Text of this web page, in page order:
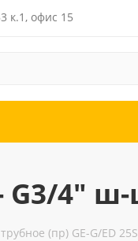
к.1, офис 15
G3/4"
(пр) GE-G/ED